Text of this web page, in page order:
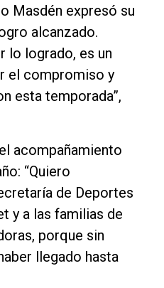
Masdén expresó su
alcanzado.
lo logrado, es un
el compromiso y
esta temporada”,
acompañamiento
“Quiero
de Deportes
y a las familias de
porque sin
llegado hasta